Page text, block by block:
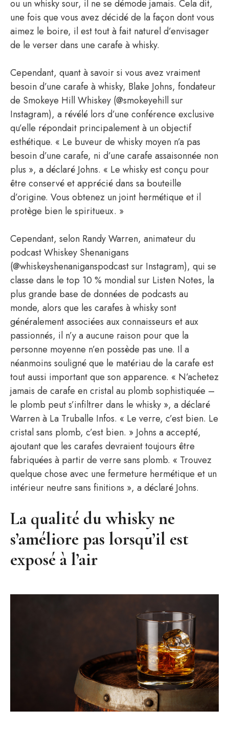
ou un whisky sour, il ne se démode jamais. Cela dit,
une fois que vous avez décidé de la façon dont vous
aimez le boire, il est tout à fait naturel d’envisager
de le verser dans une carafe à whisky.
Cependant, quant à savoir si vous avez vraiment
besoin d’une carafe à whisky, Blake Johns, fondateur
de Smokeye Hill Whiskey (@smokeyehill sur
Instagram), a révélé lors d’une conférence exclusive
qu’elle répondait principalement à un objectif
esthétique. « Le buveur de whisky moyen n’a pas
besoin d’une carafe, ni d’une carafe assaisonnée non
plus », a déclaré Johns. « Le whisky est conçu pour
être conservé et apprécié dans sa bouteille
d’origine. Vous obtenez un joint hermétique et il
protège bien le spiritueux. »
Cependant, selon Randy Warren, animateur du
podcast Whiskey Shenanigans
(@whiskeyshenaniganspodcast sur Instagram), qui se
classe dans le top 10 % mondial sur Listen Notes, la
plus grande base de données de podcasts au
monde, alors que les carafes à whisky sont
généralement associées aux connaisseurs et aux
passionnés, il n’y a aucune raison pour que la
personne moyenne n’en possède pas une. Il a
néanmoins souligné que le matériau de la carafe est
tout aussi important que son apparence. « N’achetez
jamais de carafe en cristal au plomb sophistiquée –
le plomb peut s’infiltrer dans le whisky », a déclaré
Warren à La Truballe Infos. « Le verre, c’est bien. Le
cristal sans plomb, c’est bien. » Johns a accepté,
ajoutant que les carafes devraient toujours être
fabriquées à partir de verre sans plomb. « Trouvez
quelque chose avec une fermeture hermétique et un
intérieur neutre sans finitions », a déclaré Johns.
La qualité du whisky ne
s’améliore pas lorsqu’il est
exposé à l’air